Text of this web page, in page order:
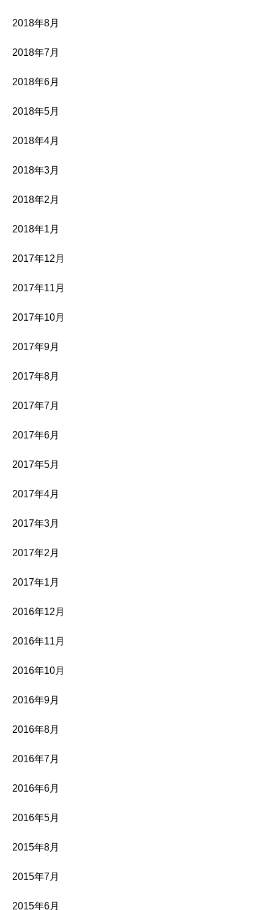
2018年8月
2018年7月
2018年6月
2018年5月
2018年4月
2018年3月
2018年2月
2018年1月
2017年12月
2017年11月
2017年10月
2017年9月
2017年8月
2017年7月
2017年6月
2017年5月
2017年4月
2017年3月
2017年2月
2017年1月
2016年12月
2016年11月
2016年10月
2016年9月
2016年8月
2016年7月
2016年6月
2016年5月
2015年8月
2015年7月
2015年6月